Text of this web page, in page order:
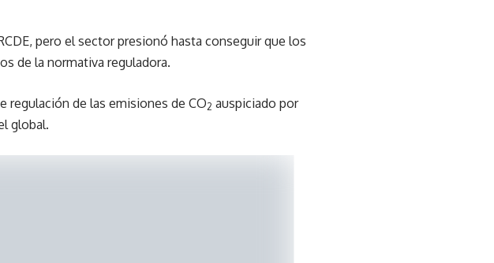
pero el sector presionó hasta conseguir que los
de la normativa reguladora.
regulación de las emisiones de CO2 auspiciado por
global.